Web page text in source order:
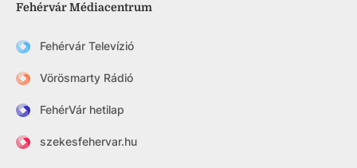
Fehérvár Médiacentrum
Fehérvár Televízió
Vörösmarty Rádió
FehérVár hetilap
szekesfehervar.hu